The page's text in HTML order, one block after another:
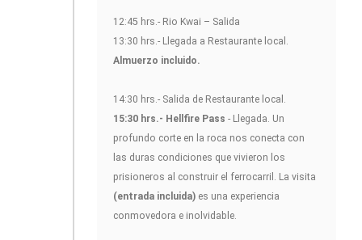
12:45 hrs.- Rio Kwai – Salida
13:30 hrs.- Llegada a Restaurante local.
Almuerzo incluido.
14:30 hrs.- Salida de Restaurante local.
15:30 hrs.- Hellfire Pass - Llegada. Un
profundo corte en la roca nos conecta con
las duras condiciones que vivieron los
prisioneros al construir el ferrocarril. La visita
(entrada incluida) es una experiencia
conmovedora e inolvidable.